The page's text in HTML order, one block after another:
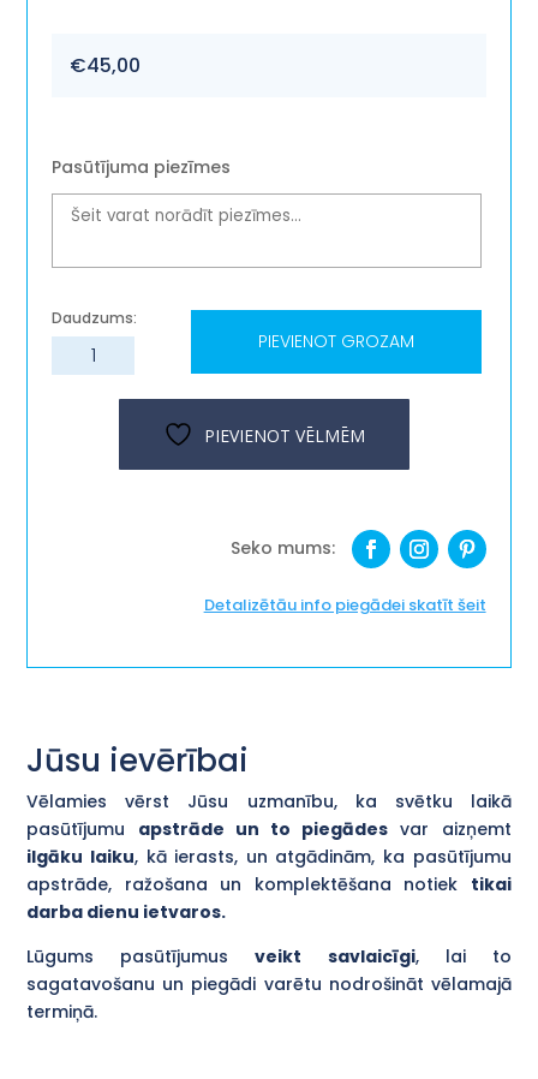
€45,00
Pasūtījuma piezīmes
Koka
krēsliņš
PIEVIENOT GROZAM
PIEVIENOT VĒLMĒM
Detalizētāu info piegādei skatīt šeit
Jūsu ievērībai
Vēlamies vērst Jūsu uzmanību, ka svētku laikā
pasūtījumu apstrāde un to piegādes var aizņemt
ilgāku laiku, kā ierasts, un atgādinām, ka pasūtījumu
apstrāde, ražošana un komplektēšana notiek tikai
darba dienu ietvaros.
Lūgums pasūtījumusveikt savlaicīgi, lai to
sagatavošanu un piegādi varētu nodrošināt vēlamajā
termiņā.